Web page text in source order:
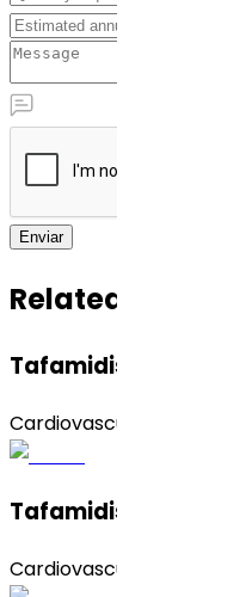
Enviar
Related APIs
Tafamidis Free Acid
Cardiovascular
Tafamidis Meglumine
Cardiovascular